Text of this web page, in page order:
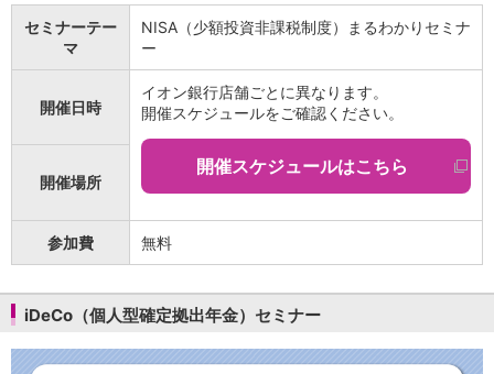
保険
保険 TOP
個人年金保険
がん保険
海外旅行保険
傷害保険
クレジットカード
デビットカード
セミナーテー
マ
NISA（少額投資非課税制度）まるわかりセミナ
ー
開催日時
イオン銀行店舗ごとに異なります。
開催スケジュールをご確認ください。
開催スケジュールはこちら
開催場所
参加費 無料
iDeCo（個人型確定拠出年金）セミナー